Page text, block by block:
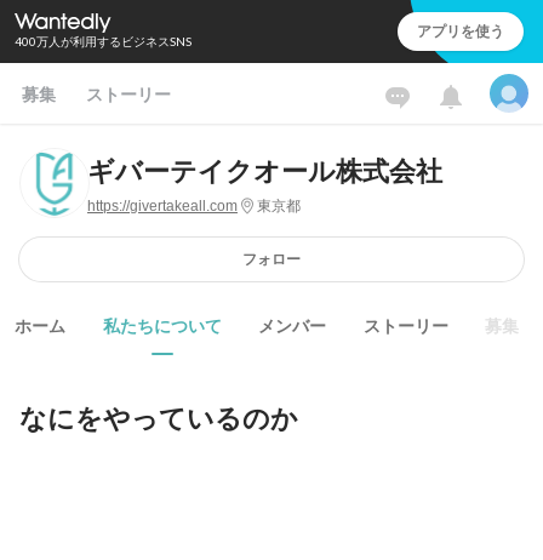
400万人が利用するビジネスSNS アプリを使う
募集 ストーリー
ギバーテイクオール株式会社
https://givertakeall.com 東京都
フォロー
ホーム 私たちについて メンバー ストーリー 募集
なにをやっているのか